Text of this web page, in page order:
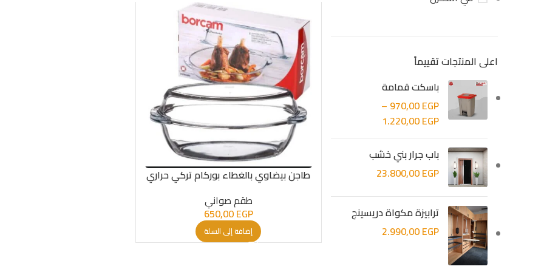
اعلى المنتجات تقييماً
باسكت قمامة
970,00EGP
–
1.220,00EGP
باب جرار بني خشب
23.800,00EGP
ترابيزة مكواة دريسينج
2.990,00EGP
طاجن بيضاوي بالغطاء بوركام تركي حراري
طقم صواني
650,00EGP
إضافة إلى السلة